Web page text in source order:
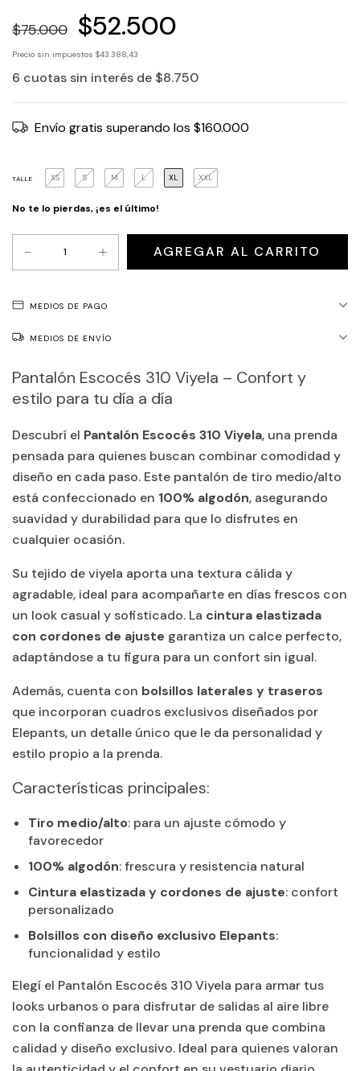
$75.000 $52.500
6 cuotas sin interés de $8.750
Precio sin impuestos $43.388,43
Envío gratis superando los $160.000
TALLE XS S M L XL XXL
No te lo pierdas, ¡es el último!
MEDIOS DE PAGO
MEDIOS DE ENVÍO
Pantalón Escocés 310 Viyela – Confort y
estilo para tu día a día
Descubrí el Pantalón Escocés 310 Viyela, una prenda
pensada para quienes buscan combinar comodidad y
diseño en cada paso. Este pantalón de tiro medio/alto
está confeccionado en 100% algodón, asegurando
suavidad y durabilidad para que lo disfrutes en
cualquier ocasión.
Su tejido de viyela aporta una textura cálida y
agradable, ideal para acompañarte en días frescos con
un look casual y sofisticado. La cintura elastizada
con cordones de ajuste garantiza un calce perfecto,
adaptándose a tu figura para un confort sin igual.
Además, cuenta con bolsillos laterales y traseros
que incorporan cuadros exclusivos diseñados por
Elepants, un detalle único que le da personalidad y
estilo propio a la prenda.
Características principales:
Tiro medio/alto: para un ajuste cómodo y
favorecedor
100% algodón: frescura y resistencia natural
Cintura elastizada y cordones de ajuste: confort
personalizado
Bolsillos con diseño exclusivo Elepants:
funcionalidad y estilo
Elegí el Pantalón Escocés 310 Viyela para armar tus
looks urbanos o para disfrutar de salidas al aire libre
con la confianza de llevar una prenda que combina
calidad y diseño exclusivo. Ideal para quienes valoran